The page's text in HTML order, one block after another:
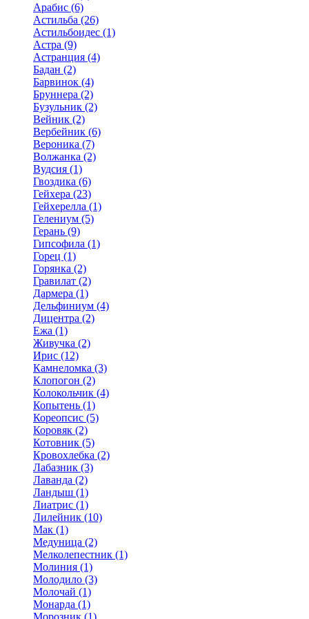
Арабис (6)
Астильба (26)
Астильбоидес (1)
Астра (9)
Астранция (4)
Бадан (2)
Барвинок (4)
Бруннера (2)
Бузульник (2)
Вейник (2)
Вербейник (6)
Вероника (7)
Волжанка (2)
Вудсия (1)
Гвоздика (6)
Гейхера (23)
Гейхерелла (1)
Гелениум (5)
Герань (9)
Гипсофила (1)
Горец (1)
Горянка (2)
Гравилат (2)
Дармера (1)
Дельфиниум (4)
Дицентра (2)
Ежа (1)
Живучка (2)
Ирис (12)
Камнеломка (3)
Клопогон (2)
Колокольчик (4)
Копытень (1)
Кореопсис (5)
Коровяк (2)
Котовник (5)
Кровохлебка (2)
Лабазник (3)
Лаванда (2)
Ландыш (1)
Лиатрис (1)
Лилейник (10)
Мак (1)
Медуница (2)
Мелколепестник (1)
Молиния (1)
Молодило (3)
Молочай (1)
Монарда (1)
Морозник (1)